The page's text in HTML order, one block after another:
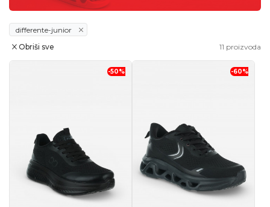
differente-junior
11 proizvoda
Obriši sve
-50% -60%